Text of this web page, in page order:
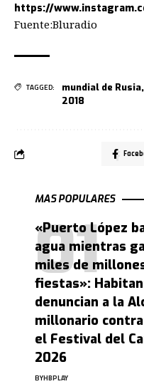
https://
Fuente:Bluradio
TAGGED: mundial de Rusia,
2018
MAS POPULARES
«Puerto López
agua mientras
miles de
fiestas»:
denuncian a la
millonario
el Festival del
2026
BYHBPLAY